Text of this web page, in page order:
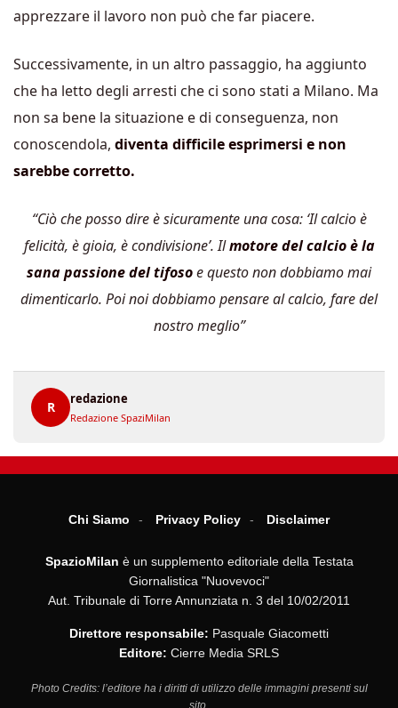
apprezzare il lavoro non può che far piacere.
Successivamente, in un altro passaggio, ha aggiunto
che ha letto degli arresti che ci sono stati a Milano. Ma
non sa bene la situazione e di conseguenza, non
conoscendola, diventa difficile esprimersi e non
sarebbe corretto.
“Ciò che posso dire è sicuramente una cosa: ‘Il calcio è
felicità, è gioia, è condivisione’. Ilmotore del calcio è la
sana passione del tifosoe questo non dobbiamo mai
dimenticarlo. Poi noi dobbiamo pensare al calcio, fare del
nostro meglio”
R
redazione
Redazione SpaziMilan
Chi Siamo Privacy Policy Disclaimer
SpazioMilan è un supplemento editoriale della Testata
Giornalistica "Nuovevoci"
Aut. Tribunale di Torre Annunziata n. 3 del 10/02/2011
Direttore responsabile: Pasquale Giacometti
Editore: Cierre Media SRLS
Photo Credits: l’editore ha i diritti di utilizzo delle immagini presenti sul
sito.